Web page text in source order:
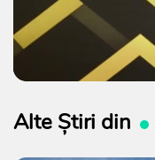
Alte Știri din